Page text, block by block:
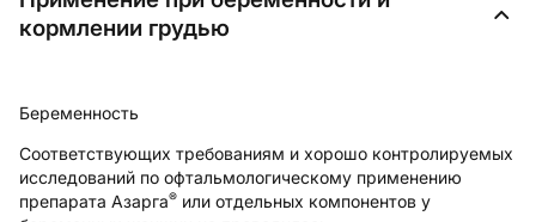
кормлении грудью
Беременность
Соответствующих требованиям и хорошо контролируемых
исследований по офтальмологическому применению
препарата Азарга® или отдельных компонентов у